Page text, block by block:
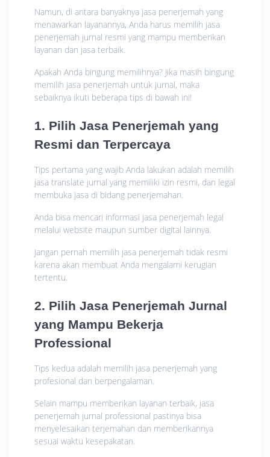
Namun, di antara banyaknya jasa penerjemah yang
menawarkan layanannya, Anda harus memilih jasa
penerjemah jurnal resmi yang mampu memberikan
layanan dan jasa terbaik.
Apakah Anda bingung memilihnya? Jika masih bingung
memilih jasa penerjemah untuk jurnal, maka
sebaiknya ikuti beberapa tips di bawah ini!
1. Pilih Jasa Penerjemah yang
Resmi dan Terpercaya
Tips pertama yang wajib Anda lakukan adalah memilih
jasa translate jurnal yang memiliki izin resmi, dan legal
membuka jasa di bidang penerjemahan.
Anda bisa mencari informasi jasa penerjemah legal
melalui website maupun sumber digital lainnya.
Jangan pernah memilih jasa penerjemah tidak resmi
karena akan membuat Anda mengalami kerugian
tertentu.
2. Pilih Jasa Penerjemah Jurnal
yang Mampu Bekerja
Professional
Tips kedua adalah memilih jasa penerjemah yang
profesional dan berpengalaman.
Selain mampu memberikan layanan terbaik, jasa
penerjemah jurnal professional pastinya bisa
menyelesaikan terjemahan dan memberikannya
sesuai waktu kesepakatan.